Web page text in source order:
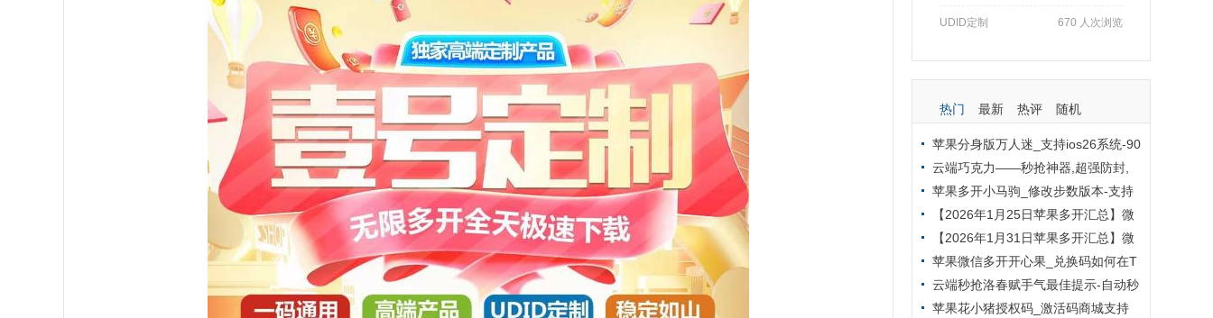
UDID定制 670 人次浏览
热门 最新 热评 随机
苹果分身版万人迷_支持ios26系统-90
天版本TF兑换模式外侧定制版
云端巧克力——秒抢神器,超强防封,
全天自动秒抢群红包
苹果多开小马驹_修改步数版本-支持
修改桌面logo和名字
【2026年1月25日苹果多开汇总】微
信多开小马驹新品上市
【2026年1月31日苹果多开汇总】微
信多开凡人修仙传新品上市
苹果微信多开开心果_兑换码如何在T
F里下载激活-外测码能下几个
云端秒抢洛春赋手气最佳提示-自动秒
抢好友红包-抢群聊红包-接收转账-抢包
苹果花小猪授权码_激活码商城支持